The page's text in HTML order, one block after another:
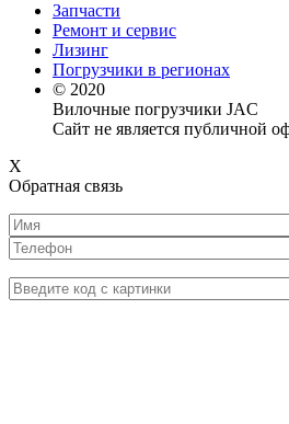
Запчасти
Ремонт и сервис
Лизинг
Погрузчики в регионах
© 2020
Вилочные погрузчики JAC
Сайт не является публичной
X
Обратная связь